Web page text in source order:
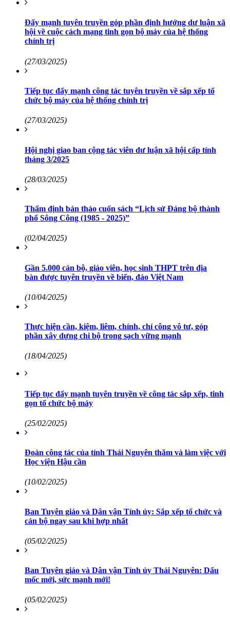
Đẩy mạnh tuyên truyền góp phần định hướng dư luận xã
hội về cuộc cách mạng tinh gọn bộ máy của hệ thống
chính trị
(27/03/2025)
Tiếp tục đẩy mạnh công tác tuyên truyền về sắp xếp tổ
chức bộ máy của hệ thống chính trị
(27/03/2025)
Hội nghị giao ban cộng tác viên dư luận xã hội cấp tỉnh
tháng 3/2025
(28/03/2025)
Thẩm định bản thảo cuốn sách “Lịch sử Đảng bộ thành
phố Sông Công (1985 - 2025)”
(02/04/2025)
Gần 5.000 cán bộ, giáo viên, học sinh THPT trên địa
bàn được tuyên truyền về biển, đảo Việt Nam
(10/04/2025)
Thực hiện cần, kiệm, liêm, chính, chí công vô tư, góp
phần xây dựng chi bộ trong sạch vững mạnh
(18/04/2025)
Tiếp tục đẩy mạnh tuyên truyền về công tác sắp xếp, tinh
gọn tổ chức bộ máy
(25/02/2025)
Đoàn công tác của tỉnh Thái Nguyên thăm và làm việc với
Học viện Hậu cần
(10/02/2025)
Ban Tuyên giáo và Dân vận Tỉnh ủy: Sắp xếp tổ chức và
cán bộ ngay sau khi hợp nhất
(05/02/2025)
Ban Tuyên giáo và Dân vận Tỉnh ủy Thái Nguyên: Dấu
mốc mới, sức mạnh mới!
(05/02/2025)